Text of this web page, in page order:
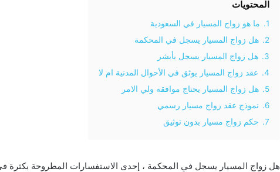
المحتويات
1.
ما هو زواج المسيار في السعودية
2.
هل زواج المسيار يسجل في المحكمة
3.
هل زواج المسيار يسجل بأبشر
4.
عقد زواج المسيار يوثق في الأحوال المدنية ام لا
5.
هل زواج المسيار يحتاج موافقه ولي الامر
6.
نموذج عقد زواج مسيار رسمي
7.
حكم زواج مسيار بدون توثيق
هل زواج المسيار يسجل في المحكمة ، إحدى الاستفسارات المطروحة بكثرة